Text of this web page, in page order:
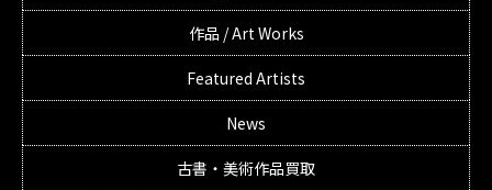
作品 / Art Works
Featured Artists
News
古書・美術作品買取